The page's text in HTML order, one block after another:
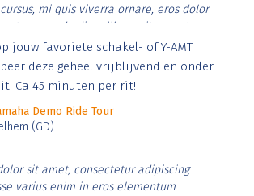
mi quis viverra ornare, eros dolor
ut commodo diam libero vitae erat.
nibh et justo cursus id rutrum lorem
ut sem vitae risus tristique posuere.
jouw favoriete schakel- of Y-AMT
deze geheel vrijblijvend en onder
Ca 45 minuten per rit!
Demo Ride Tour
(GD)
sit amet, consectetur adipiscing
varius enim in eros elementum